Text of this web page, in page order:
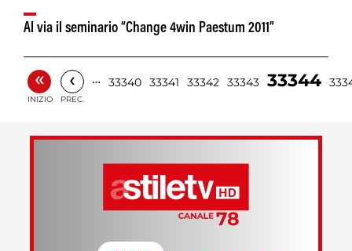
Al via il seminario “Change 4win Paestum 2011”
«
INIZIO
‹
PREC.
… 33340 33341 33342 33343 33344